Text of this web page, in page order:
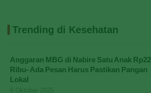
Trending di Kesehatan
Anggaran MBG di Nabire Satu Anak Rp22
Ribu- Ada Pesan Harus Pastikan Pangan
Lokal